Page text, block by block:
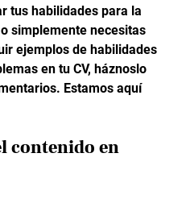
tus habilidades para la
simplemente necesitas
ejemplos de habilidades
en tu CV, háznoslo
Estamos aquí
contenido en